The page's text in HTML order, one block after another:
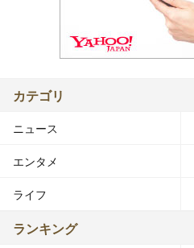
カテゴリ
ニュース
エンタメ
ライフ
ランキング